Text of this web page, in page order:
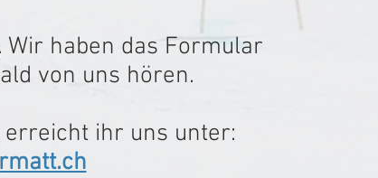
haben das Formular
von uns hören.
ihr uns unter: